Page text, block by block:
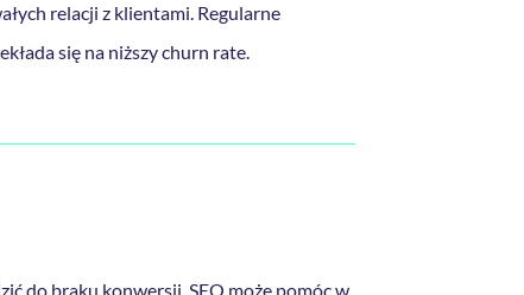
relacji z klientami. Regularne
się na niższy churn rate.
do braku konwersji. SEO może pomóc w